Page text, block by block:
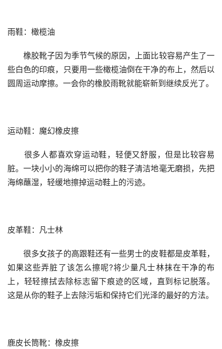
雨鞋：橄榄油
橡胶靴子因为季节气候的原因，上面比较容易产生了一
些白色的印痕，只要用一些橄榄油倒在干净的布上，然后以
圆周运动摩擦。一会你的橡胶雨靴就能崭新到继续反光了。
运动鞋：魔幻橡皮擦
很多人都喜欢穿运动鞋，轻便又舒服，但是比较容易
脏。一块小小的海绵可以把你的鞋子清洁地毫无磨损，先把
海绵蘸湿，轻缓地擦掉运动鞋上的污迹。
皮革鞋：凡士林
很多女孩子的高跟鞋还有一些男士的皮鞋都是皮革鞋，
如果这些弄脏了该怎么擦呢?将少量凡士林抹在干净的布
上，轻轻擦拭去除标志留下痕迹的区域，直到标记脱落。
这是从你的鞋子上去除污垢和保持它们光泽的最好的方法。
鹿皮长筒靴：橡皮擦